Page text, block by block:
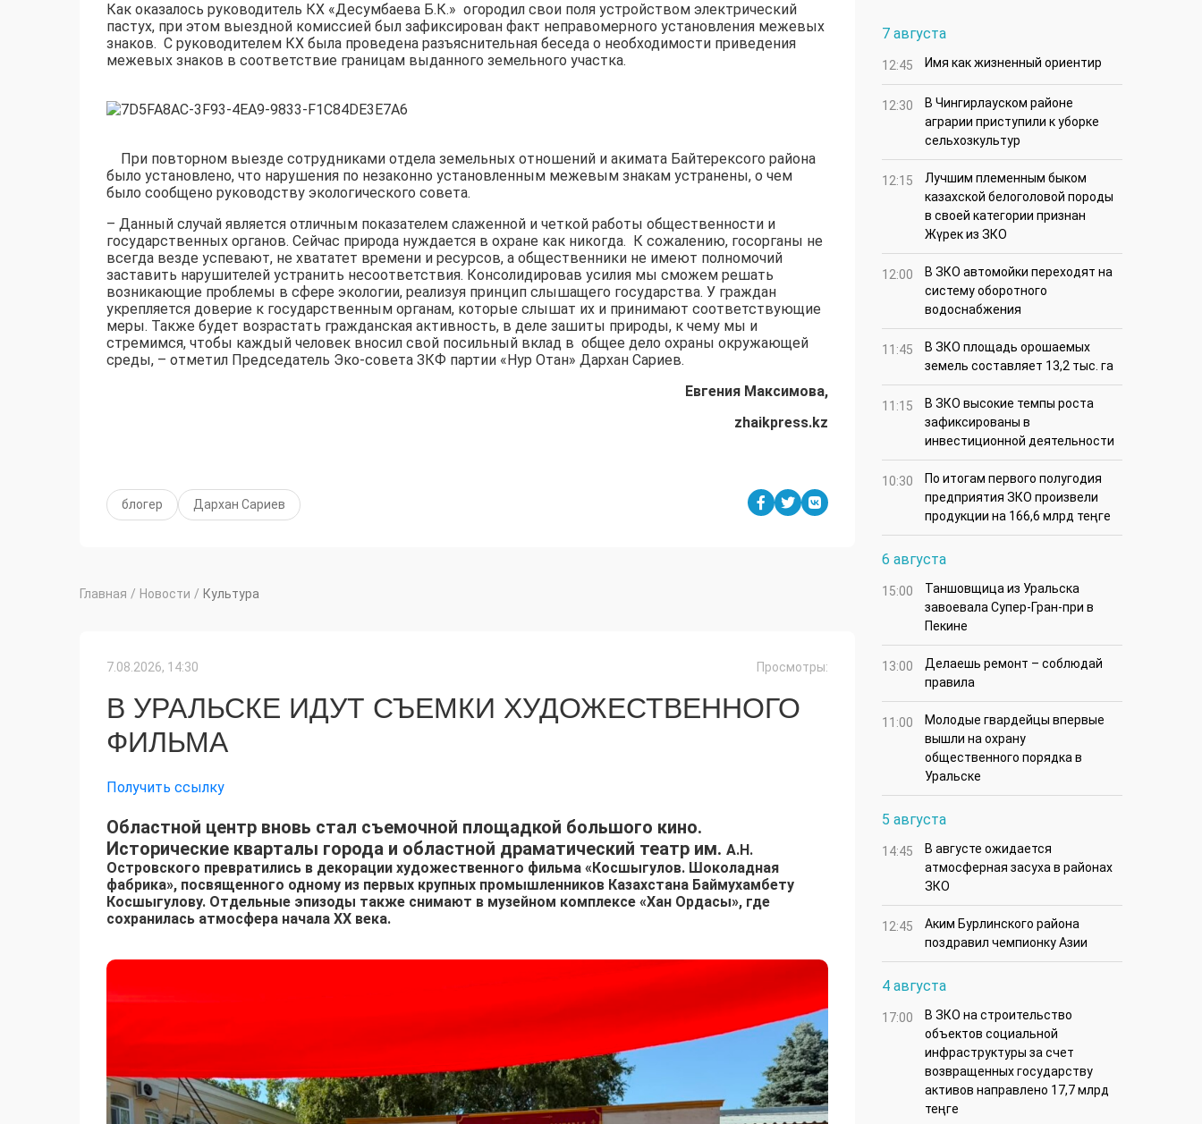
Как оказалось руководитель КХ «Десумбаева Б.К.» огородил свои поля устройством электрический
пастух, при этом выездной комиссией был зафиксирован факт неправомерного установления межевых
знаков. С руководителем КХ была проведена разъяснительная беседа о необходимости приведения
межевых знаков в соответствие границам выданного земельного участка.
При повторном выезде сотрудниками отдела земельных отношений и акимата Байтерексого района
было установлено, что нарушения по незаконно установленным межевым знакам устранены, о чем
было сообщено руководству экологического совета.
– Данный случай является отличным показателем слаженной и четкой работы общественности и
государственных органов. Сейчас природа нуждается в охране как никогда. К сожалению, госорганы не
всегда везде успевают, не хвататет времени и ресурсов, а общественники не имеют полномочий
заставить нарушителей устранить несоответствия. Консолидировав усилия мы сможем решать
возникающие проблемы в сфере экологии, реализуя принцип слышащего государства. У граждан
укрепляется доверие к государственным органам, которые слышат их и принимают соответствующие
меры. Также будет возрастать гражданская активность, в деле зашиты природы, к чему мы и
стремимся, чтобы каждый человек вносил свой посильный вклад в общее дело охраны окружающей
среды, – отметил Председатель Эко-совета ЗКФ партии «Нур Отан» Дархан Сариев.
Евгения Максимова,
zhaikpress.kz
блогер Дархан Сариев
Главная / Новости / Культура
7.08.2026, 14:30 Просмотры:
В УРАЛЬСКЕ ИДУТ СЪЕМКИ ХУДОЖЕСТВЕННОГО
ФИЛЬМА
Получить ссылку
Областной центр вновь стал съемочной площадкой большого кино.
Исторические кварталы города и областной драматический театр им. А.Н.
Островского превратились в декорации художественного фильма «Косшыгулов. Шоколадная
фабрика», посвященного одному из первых крупных промышленников Казахстана Баймухамбету
Косшыгулову. Отдельные эпизоды также снимают в музейном комплексе «Хан Ордасы», где
сохранилась атмосфера начала XX века.
7 августа
12:45 Имя как жизненный ориентир
12:30
В Чингирлауском районе
аграрии приступили к уборке
сельхозкультур
12:15
Лучшим племенным быком
казахской белоголовой породы
в своей категории признан
Жүрек из ЗКО
12:00
В ЗКО автомойки переходят на
систему оборотного
водоснабжения
11:45
В ЗКО площадь орошаемых
земель составляет 13,2 тыс. га
11:15
В ЗКО высокие темпы роста
зафиксированы в
инвестиционной деятельности
10:30
По итогам первого полугодия
предприятия ЗКО произвели
продукции на 166,6 млрд теңге
6 августа
15:00
Таншовщица из Уральска
завоевала Супер-Гран-при в
Пекине
13:00
Делаешь ремонт – соблюдай
правила
11:00
Молодые гвардейцы впервые
вышли на охрану
общественного порядка в
Уральске
5 августа
14:45
В августе ожидается
атмосферная засуха в районах
ЗКО
12:45
Аким Бурлинского района
поздравил чемпионку Азии
4 августа
17:00
В ЗКО на строительство
объектов социальной
инфраструктуры за счет
возвращенных государству
активов направлено 17,7 млрд
теңге